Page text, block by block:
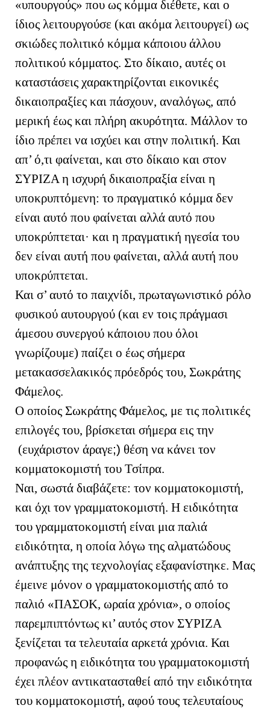
«υπουργούς» που ως κόμμα διέθετε, και ο
ίδιος λειτουργούσε (και ακόμα λειτουργεί) ως
σκιώδες πολιτικό κόμμα κάποιου άλλου
πολιτικού κόμματος. Στο δίκαιο, αυτές οι
καταστάσεις χαρακτηρίζονται εικονικές
δικαιοπραξίες και πάσχουν, αναλόγως, από
μερική έως και πλήρη ακυρότητα. Μάλλον το
ίδιο πρέπει να ισχύει και στην πολιτική. Και
απ’ ό,τι φαίνεται, και στο δίκαιο και στον
ΣΥΡΙΖΑ η ισχυρή δικαιοπραξία είναι η
υποκρυπτόμενη: το πραγματικό κόμμα δεν
είναι αυτό που φαίνεται αλλά αυτό που
υποκρύπτεται· και η πραγματική ηγεσία του
δεν είναι αυτή που φαίνεται, αλλά αυτή που
υποκρύπτεται.
Και σ’ αυτό το παιχνίδι, πρωταγωνιστικό ρόλο
φυσικού αυτουργού (και εν τοις πράγμασι
άμεσου συνεργού κάποιου που όλοι
γνωρίζουμε) παίζει ο έως σήμερα
μετακασσελακικός πρόεδρός του, Σωκράτης
Φάμελος.
Ο οποίος Σωκράτης Φάμελος, με τις πολιτικές
επιλογές του, βρίσκεται σήμερα εις την
(ευχάριστον άραγε;) θέση να κάνει τον
κομματοκομιστή του Τσίπρα.
Ναι, σωστά διαβάζετε: τον κομματοκομιστή,
και όχι τον γραμματοκομιστή. Η ειδικότητα
του γραμματοκομιστή είναι μια παλιά
ειδικότητα, η οποία λόγω της αλματώδους
ανάπτυξης της τεχνολογίας εξαφανίστηκε. Μας
έμεινε μόνον ο γραμματοκομιστής από το
παλιό «ΠΑΣΟΚ, ωραία χρόνια», ο οποίος
παρεμπιπτόντως κι’ αυτός στον ΣΥΡΙΖΑ
ξενίζεται τα τελευταία αρκετά χρόνια. Και
προφανώς η ειδικότητα του γραμματοκομιστή
έχει πλέον αντικατασταθεί από την ειδικότητα
του κομματοκομιστή, αφού τους τελευταίους